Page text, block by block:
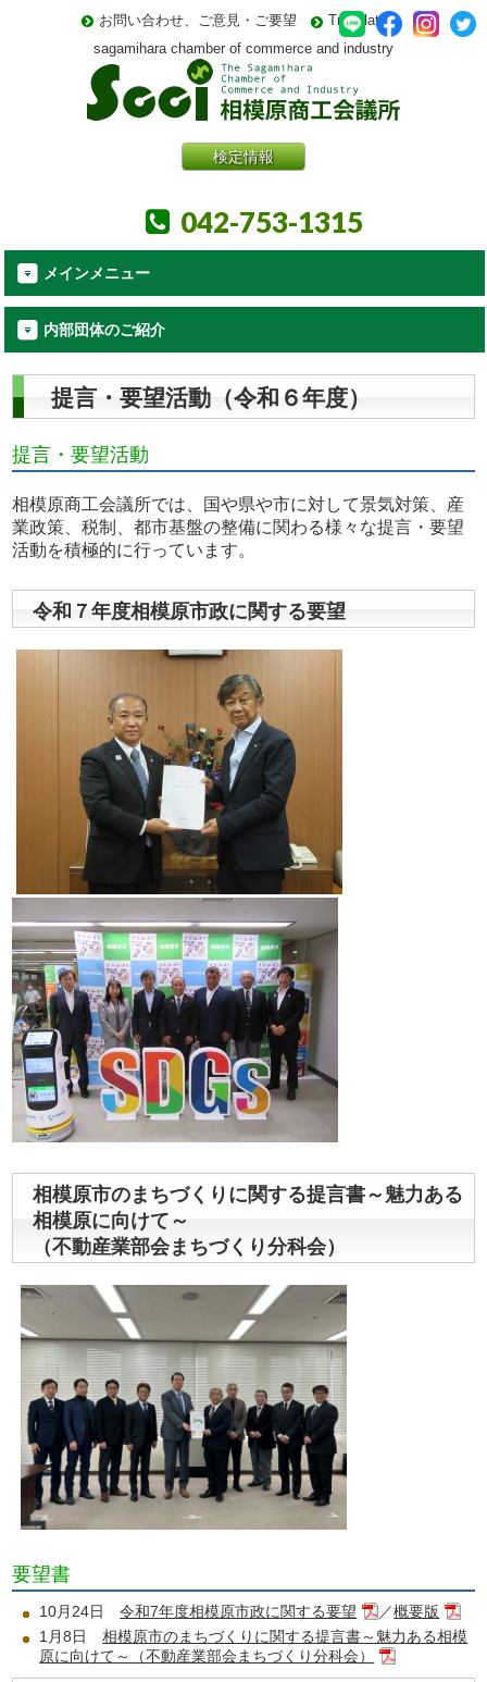
sagamihara chamber of commerce and industry
お問い合わせ、ご意見・ご要望 Translate
検定情報
042-753-1315
メインメニュー
内部団体のご紹介
提言・要望活動（令和６年度）
提言・要望活動
相模原商工会議所では、国や県や市に対して景気対策、産
業政策、税制、都市基盤の整備に関わる様々な提言・要望
活動を積極的に行っています。
令和７年度相模原市政に関する要望
相模原市のまちづくりに関する提言書～魅力ある
相模原に向けて～
（不動産業部会まちづくり分科会）
要望書
10月24日令和7年度相模原市政に関する要望 ／概要版
1月8日相模原市のまちづくりに関する提言書～魅力ある相模
原に向けて～（不動産業部会まちづくり分科会）